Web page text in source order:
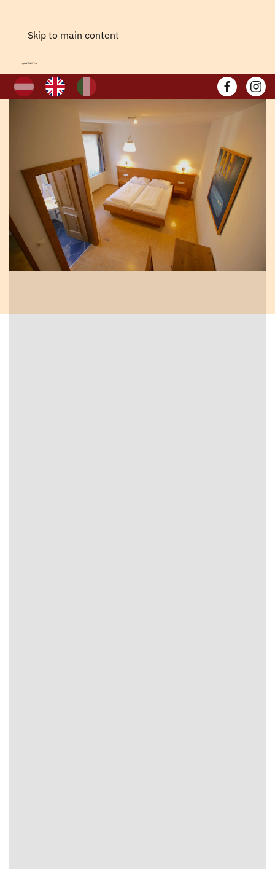
Skip to main content